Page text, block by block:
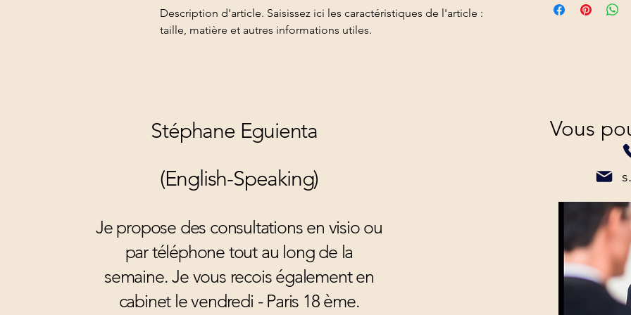
Description d'article. Saisissez ici les caractéristiques de l'article :
taille, matière et autres informations utiles.
une relation de
détails sur vos
Stéphane Eguienta
(English-Speaking)
Je propose des consultations en visio ou
par téléphone tout au long de la
semaine. Je vous recois également en
cabinet le vendredi - Paris 18 ème.
Vous